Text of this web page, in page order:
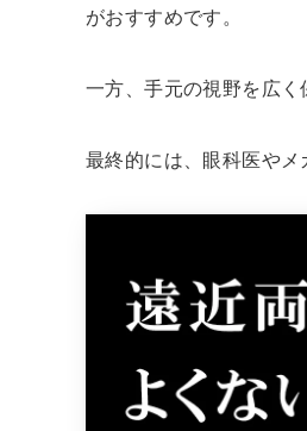
がおすすめです。
一方、手元の視野を広く
最終的には、眼科医やメ